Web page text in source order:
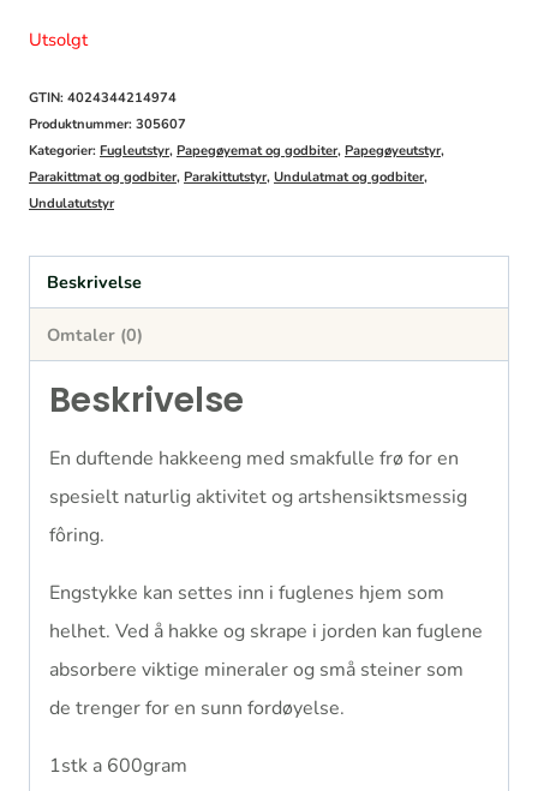
Utsolgt
GTIN: 4024344214974
Produktnummer: 305607
Kategorier: Fugleutstyr, Papegøyemat og godbiter, Papegøyeutstyr,
Parakittmat og godbiter, Parakittutstyr, Undulatmat og godbiter,
Undulatutstyr
Beskrivelse
Omtaler (0)
Beskrivelse
En duftende hakkeeng med smakfulle frø for en
spesielt naturlig aktivitet og artshensiktsmessig
fôring.
Engstykke kan settes inn i fuglenes hjem som
helhet. Ved å hakke og skrape i jorden kan fuglene
absorbere viktige mineraler og små steiner som
de trenger for en sunn fordøyelse.
1stk a 600gram